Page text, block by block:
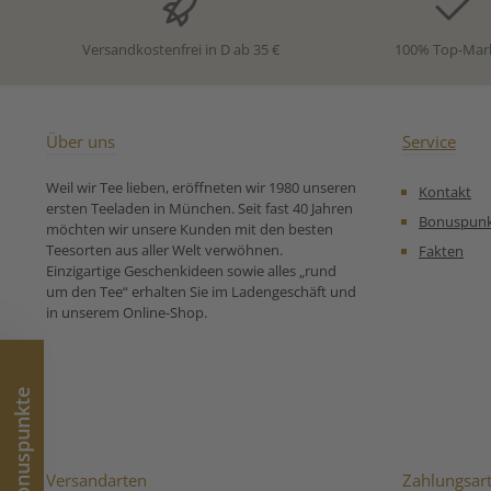
und dabei wunderbar
zugänglich bleibt. Ein
Grüntee für alle, die
Alltagsbegleiter suchen.
zertifizierter Premium
Grüntee. Unsere
Zubereitungsempfehlung
für Grüner Bio Tee aus
Japan Shimizu:
für Japanischer
Versandkostenfrei in D ab 35 € 100% Top-
Über uns
Weil wir Tee lieben, eröffneten wir 1980 unseren
ersten Teeladen in München. Seit fast 40 Jahren
möchten wir unsere Kunden mit den besten
Teesorten aus aller Welt verwöhnen.
Einzigartige Geschenkideen sowie alles „rund
um den Tee“ erhalten Sie im Ladengeschäft und
in unserem Online-Shop.
Service
Kontakt
Fakten
Versandarten
Bonuspunkte